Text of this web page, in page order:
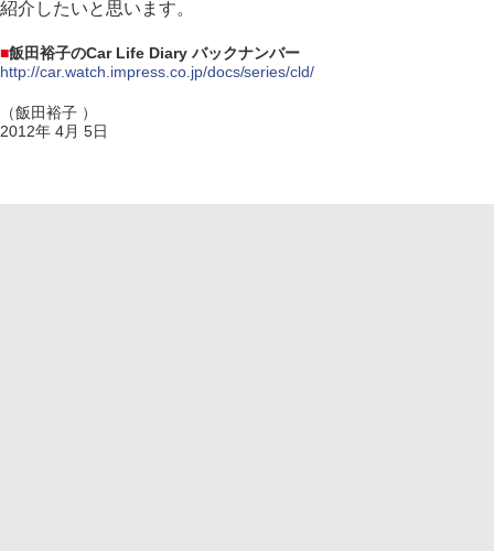
紹介したいと思います。
■飯田裕子のCar Life Diary バックナンバー
http://car.watch.impress.co.jp/docs/series/cld/
（飯田裕子 ）
2012年 4月 5日